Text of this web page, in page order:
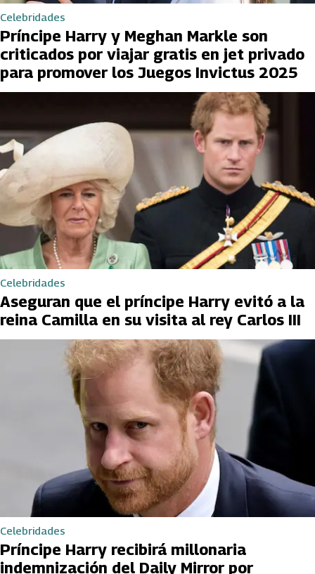
Celebridades
Príncipe Harry y Meghan Markle son
criticados por viajar gratis en jet privado
para promover los Juegos Invictus 2025
Celebridades
Aseguran que el príncipe Harry evitó a la
reina Camilla en su visita al rey Carlos III
Celebridades
Príncipe Harry recibirá millonaria
indemnización del Daily Mirror por